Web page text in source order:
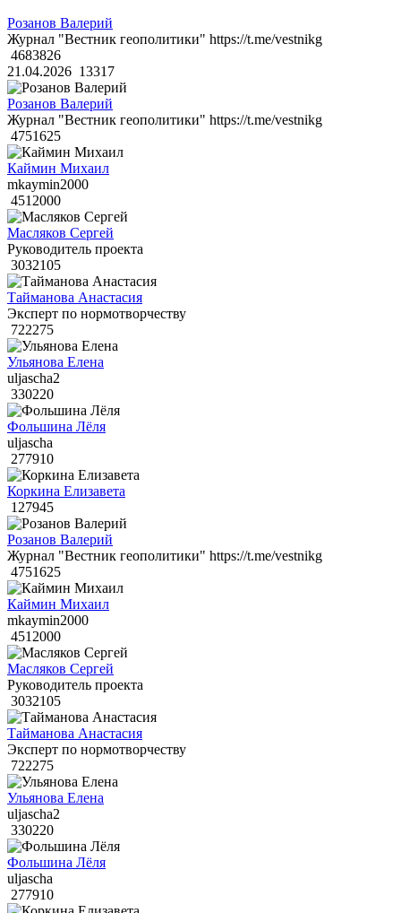
Розанов Валерий
Журнал "Вестник геополитики" https://t.me/vestnikg
4683826
21.04.2026 13317
Розанов Валерий
Журнал "Вестник геополитики" https://t.me/vestnikg
4751625
Каймин Михаил
mkaymin2000
4512000
Масляков Сергей
Руководитель проекта
3032105
Тайманова Анастасия
Эксперт по нормотворчеству
722275
Ульянова Елена
uljascha2
330220
Фольшина Лёля
uljascha
277910
Коркина Елизавета
127945
Розанов Валерий
Журнал "Вестник геополитики" https://t.me/vestnikg
4751625
Каймин Михаил
mkaymin2000
4512000
Масляков Сергей
Руководитель проекта
3032105
Тайманова Анастасия
Эксперт по нормотворчеству
722275
Ульянова Елена
uljascha2
330220
Фольшина Лёля
uljascha
277910